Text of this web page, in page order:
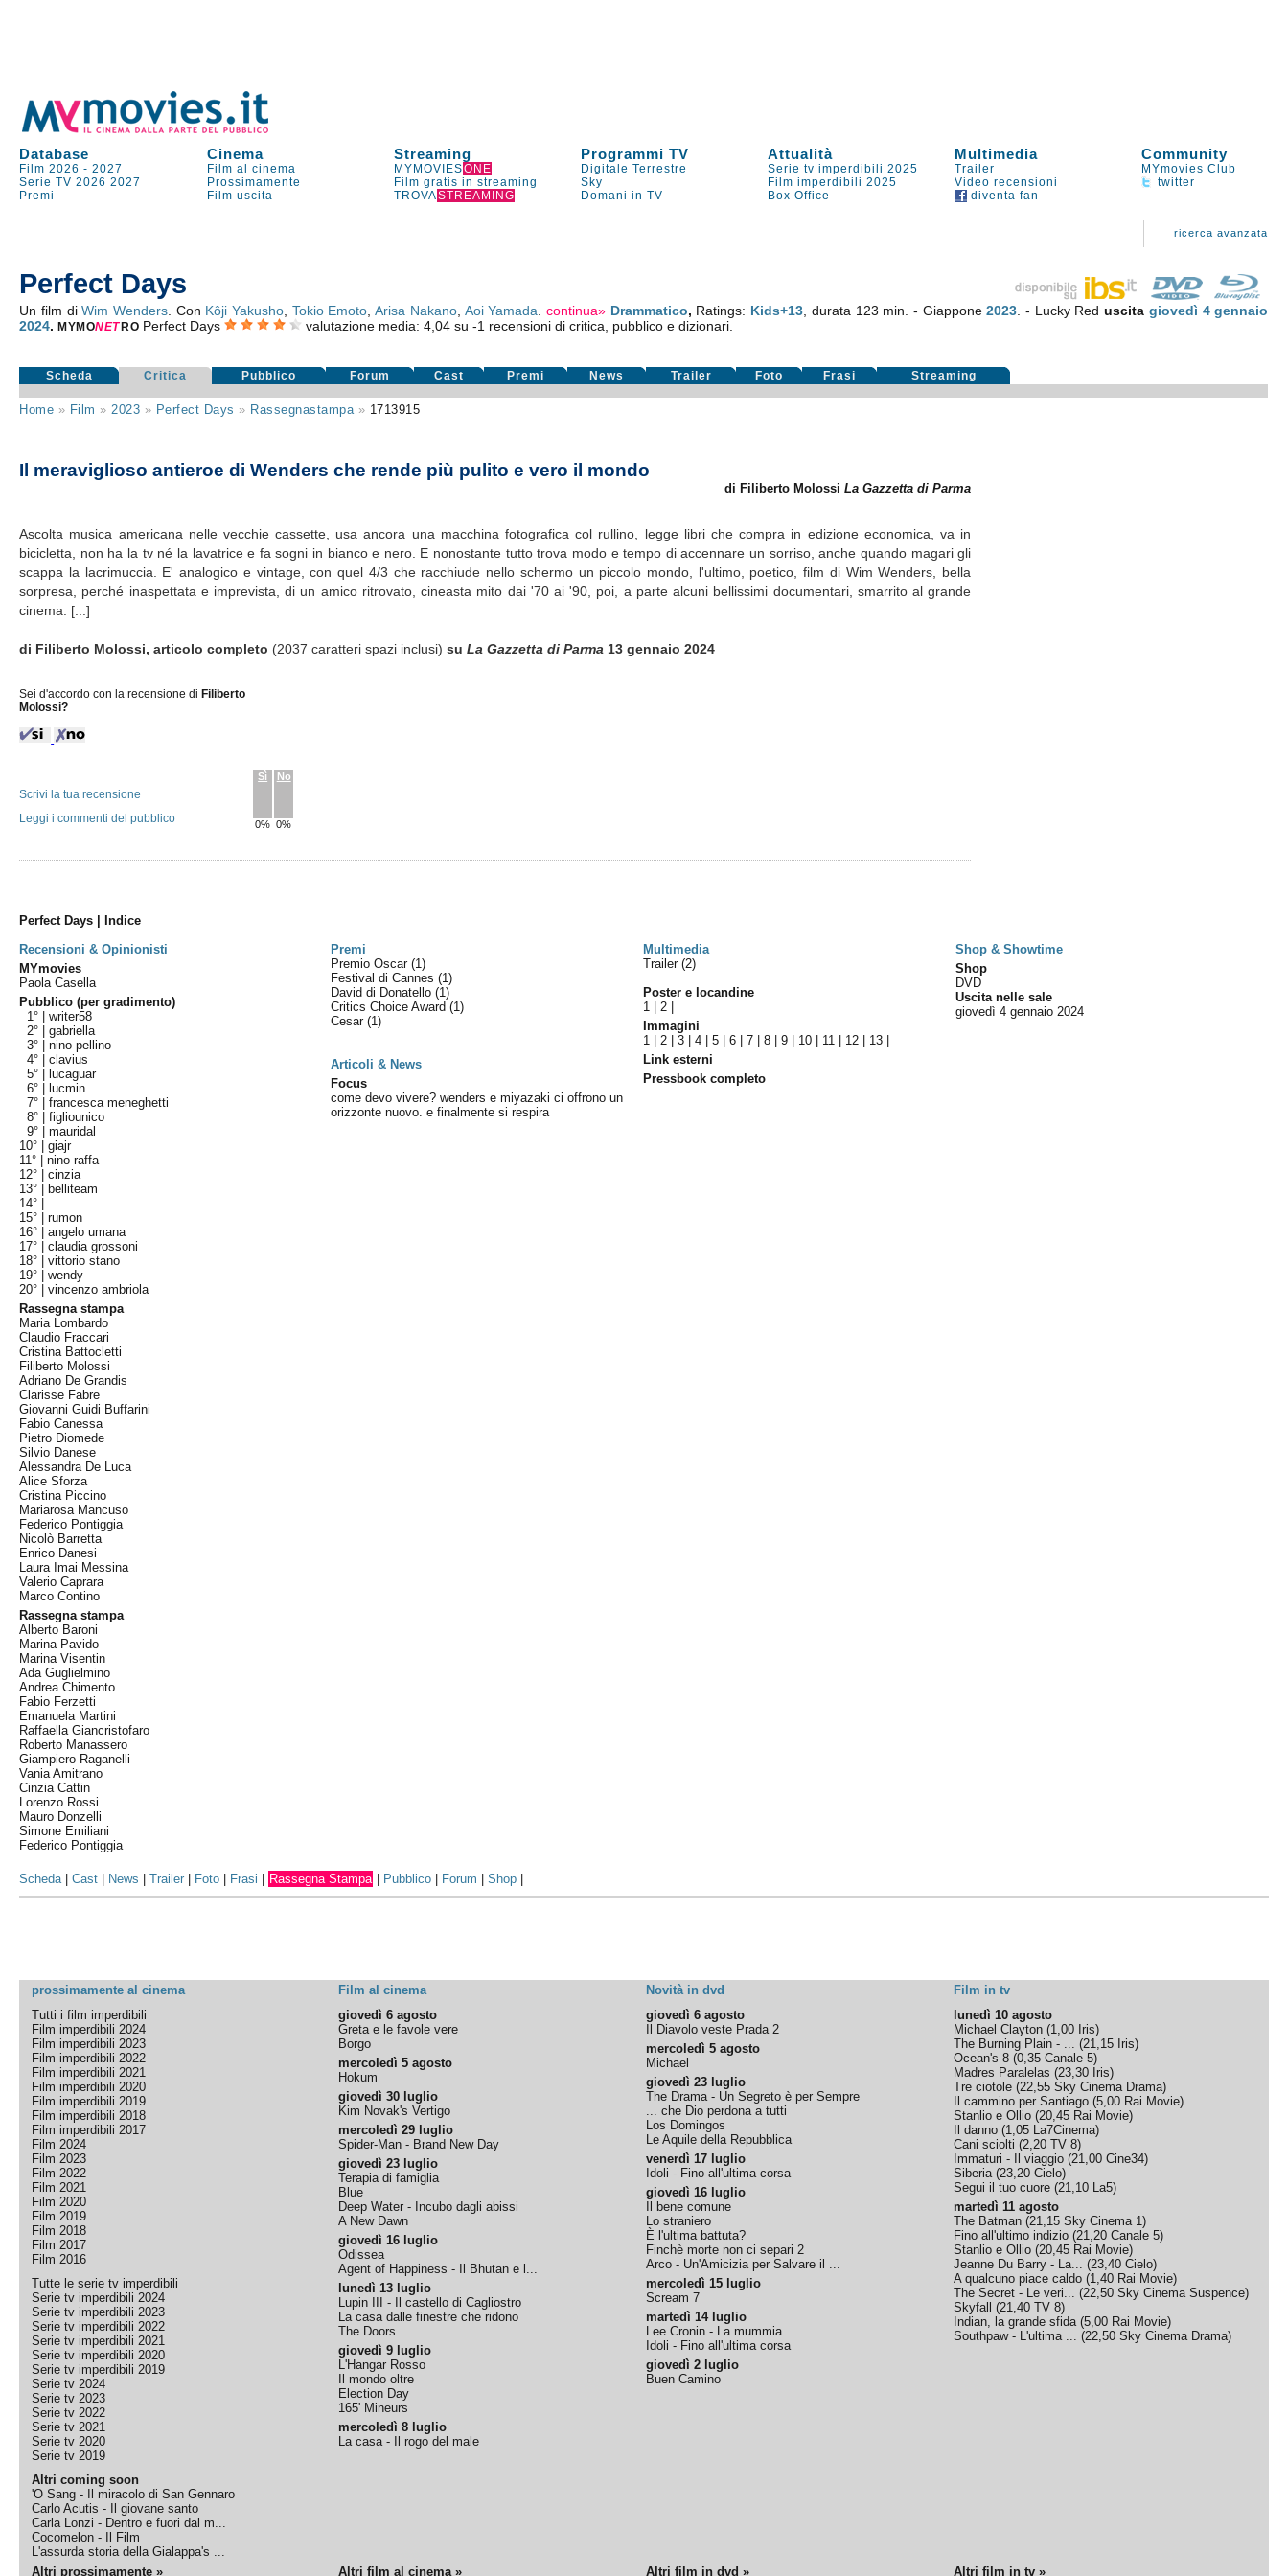
Database Cinema Streaming Programmi TV Attualità Multimedia Community
Film 2026 -2027 Film al cinema MYMOVIESONE Digitale Terrestre Serie tv imperdibili 2025 Trailer
MYmovies Club
Serie TV 2026 2027 Prossimamente Film gratis in streaming Sky Film imperdibili 2025 Video recensioni
twitter
Premi
Film uscita TROVASTREAMING Domani in TV Box Office diventa fan
ricerca avanzata
Perfect Days
Un film diWim Wenders. Con Kôji Yakusho Tokio Emoto ,Arisa Nakano, Aoi Yamada continua» Drammatico, Ratings: Kids+13 , durata 123 min. - Giappone2023 . - Lucky Reduscita giovedì 4 gennaio
2024.MYMONET RO Perfect Days valutazione media: 4,04 su -1 recensioni di critica, pubblico e dizionari.
Scheda Critica Pubblico Forum Cast Premi News Trailer Foto Frasi Streaming
Home » Film » 2023 » Perfect Days » Rassegnastampa» 1713915
Il meraviglioso antieroe di Wenders che rende più pulito e vero il mondo
di Filiberto MolossiLa Gazzetta di Parma
Ascolta musica americana nelle vecchie cassette, usa ancora una macchina fotografica col rullino, legge libri che compra in edizione economica, va in
bicicletta, non ha la tv né la lavatrice e fa sogni in bianco e nero. E nonostante tutto trova modo e tempo di accennare un sorriso, anche quando magari gli
scappa la lacrimuccia. E' analogico e vintage, con quel 4/3 che racchiude nello schermo un piccolo mondo, l'ultimo, poetico, film di Wim Wenders, bella
sorpresa, perché inaspettata e imprevista, di un amico ritrovato, cineasta mito dai '70 ai '90, poi, a parte alcuni bellissimi documentari, smarrito al grande
cinema. [...]
di Filiberto Molossi, articolo completo (2037 caratteri spazi inclusi)suLa Gazzetta di Parma 13 gennaio 2024
Sei d'accordo con la recensione di Filiberto
Molossi?
Sì
0%
No
0%
Scrivi la tua recensione
Leggi i commenti del pubblico
Perfect Days | Indice
Recensioni & Opinionisti
Premi Multimedia
Shop & Showtime
MYmovies
Paola Casella
Pubblico (per gradimento)
1° |writer58
2° |gabriella
3° |nino pellino
4° |clavius
5° |
lucaguar
6° |
lucmin
7° |francesca meneghetti
8° |figliounico
9° |mauridal
10° |giajr
11° |nino raffa
12° |cinzia
13° |
belliteam
14° |
15° |rumon
16° |angelo umana
17° |claudia grossoni
18° |vittorio stano
19° |wendy
20° |vincenzo ambriola
Rassegna stampa
Maria Lombardo
Claudio Fraccari
Cristina Battocletti
Filiberto Molossi
Adriano De Grandis
Clarisse Fabre
Giovanni Guidi Buffarini
Fabio Canessa
Pietro Diomede
Silvio Danese
Alessandra De Luca
Alice Sforza
Cristina Piccino
Mariarosa Mancuso
Federico Pontiggia
Nicolò Barretta
Enrico Danesi
Laura Imai Messina
Valerio Caprara
Marco Contino
Rassegna stampa
Alberto Baroni
Marina Pavido
Marina Visentin
Ada Guglielmino
Andrea Chimento
Fabio Ferzetti
Emanuela Martini
Raffaella Giancristofaro
Roberto Manassero
Giampiero Raganelli
Vania Amitrano
Cinzia Cattin
Lorenzo Rossi
Mauro Donzelli
Simone Emiliani
Federico Pontiggia
Premio Oscar(1)
Festival di Cannes(1)
David di Donatello(1)
Critics Choice Award(1)
Cesar(1)
Articoli & News
Focus
come devo vivere? wenders e miyazaki ci offrono un
orizzonte nuovo. e finalmente si respira
Trailer (2)
Poster e locandine
1 |2
Immagini
1 |2 |3 |4 |5 |6 |7 |8 |9 10 11 12 13
Link esterni
Pressbook completo
Shop
DVD
Uscita nelle sale
giovedì 4 gennaio 2024
Scheda|Cast News |Trailer Foto Frasi Rassegna Stampa Pubblico Forum |Shop
prossimamente al cinema Film al cinema Novità in dvd
Film in tv
Tutti i film imperdibili
Film imperdibili 2024
Film imperdibili 2023
Film imperdibili 2022
Film imperdibili 2021
Film imperdibili 2020
Film imperdibili 2019
Film imperdibili 2018
Film imperdibili 2017
Film 2024
Film 2023
Film 2022
Film 2021
Film 2020
Film 2019
Film 2018
Film 2017
Film 2016
Tutte le serie tv imperdibili
Serie tv imperdibili 2024
Serie tv imperdibili 2023
Serie tv imperdibili 2022
Serie tv imperdibili 2021
Serie tv imperdibili 2020
Serie tv imperdibili 2019
Serie tv 2024
Serie tv 2023
Serie tv 2022
Serie tv 2021
Serie tv 2020
Serie tv 2019
Altri coming soon
'O Sang - Il miracolo di San Gennaro
Carlo Acutis - Il giovane santo
Carla Lonzi - Dentro e fuori dal m...
Cocomelon - Il Film
L'assurda storia della Gialappa's ...
giovedì 6 agosto
Greta e le favole vere
Borgo
mercoledì 5 agosto
Hokum
giovedì 30 luglio
Kim Novak's Vertigo
mercoledì 29 luglio
Spider-Man - Brand New Day
giovedì 23 luglio
Terapia di famiglia
Blue
Deep Water - Incubo dagli abissi
A New Dawn
giovedì 16 luglio
Odissea
Agent of Happiness - Il Bhutan e l...
lunedì 13 luglio
Lupin III - Il castello di Cagliostro
La casa dalle finestre che ridono
The Doors
giovedì 9 luglio
L'Hangar Rosso
Il mondo oltre
Election Day
165' Mineurs
mercoledì 8 luglio
La casa - Il rogo del male
giovedì 6 agosto
Il Diavolo veste Prada 2
mercoledì 5 agosto
Michael
giovedì 23 luglio
The Drama - Un Segreto è per Sempre
... che Dio perdona a tutti
Los Domingos
Le Aquile della Repubblica
venerdì 17 luglio
Idoli - Fino all'ultima corsa
giovedì 16 luglio
Il bene comune
Lo straniero
È l'ultima battuta?
Finchè morte non ci separi 2
Arco - Un'Amicizia per Salvare il ...
mercoledì 15 luglio
Scream 7
martedì 14 luglio
Lee Cronin - La mummia
Idoli - Fino all'ultima corsa
giovedì 2 luglio
Buen Camino
lunedì 10 agosto
Michael Clayton (1,00 Iris)
The Burning Plain - ... (21,15 Iris)
Ocean's 8 (0,35 Canale 5)
Madres Paralelas (23,30 Iris)
Tre ciotole (22,55 Sky Cinema Drama)
Il cammino per Santiago (5,00 Rai Movie)
Stanlio e Ollio (20,45 Rai Movie)
Il danno (1,05 La7Cinema)
Cani sciolti (2,20 TV 8)
Immaturi - Il viaggio (21,00 Cine34)
Siberia(23,20 Cielo)
Segui il tuo cuore (21,10 La5)
martedì 11 agosto
The Batman (21,15 Sky Cinema 1)
Fino all'ultimo indizio (21,20 Canale 5)
Stanlio e Ollio (20,45 Rai Movie)
Jeanne Du Barry - La... (23,40 Cielo)
A qualcuno piace caldo (1,40 Rai Movie)
The Secret - Le veri... (22,50 Sky Cinema Suspence)
Skyfall (21,40 TV 8)
Indian, la grande sfida(5,00 Rai Movie)
Southpaw - L'ultima ... (22,50 Sky Cinema Drama)
Altri prossimamente » Altri film al cinema » Altri film in dvd » Altri film in tv »